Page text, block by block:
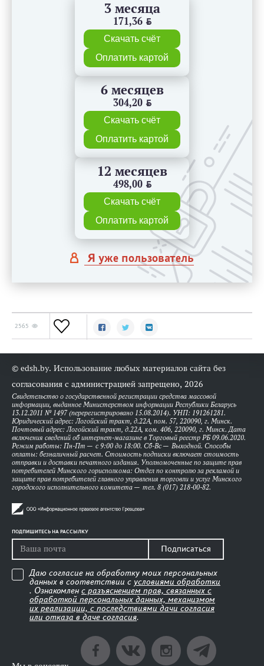
3 месяца
171,36 BYN
Скачать счёт
Оплатить картой
6 месяцев
304,20 BYN
Скачать счёт
Оплатить картой
12 месяцев
498,00 BYN
Скачать счёт
Оплатить картой
Я уже пользователь
2565
© edsh.by. Использование любых материалов сайта без
согласования с администрацией запрещено, 2026
Свидетельство о государственной регистрации средства массовой
информации, выданное Министерством информации Республики Беларусь
13.12.2011 № 1497 (перерегистрировано 15.08.2014). УНП: 191261281.
Юридический адрес: Логойский тракт, д.22А, пом. 57, 220090, г. Минск.
Почтовый адрес: Логойский тракт, д.22А, ком. 406, 220090, г. Минск. Дата
включения сведений об интернет-магазине в Торговый реестр РБ 09.06.2020.
Режим работы: Пн-Пт — с 9:00 до 18:00. Сб-Вс — Выходной. Способы
оплаты: безналичный расчет. Стоимость подписки включает стоимость
отправки и доставки печатного издания. Уполномоченные по защите прав
потребителей Минского горисполкома: Отдел по контролю за рекламой и
защите прав потребителей главного управления торговли и услуг Минского
городского исполнительного комитета — тел. 8 (017) 218-00-82.
ПОДПИШИТЕСЬ НА РАССЫЛКУ
Подписаться
Даю согласие на обработку моих персональных
данных в соответствии с условиями обработки
. Ознакомлен с разъяснением прав, связанных с
обработкой персональных данных, механизмом
их реализации, с последствиями дачи согласия
или отказа в даче согласия.